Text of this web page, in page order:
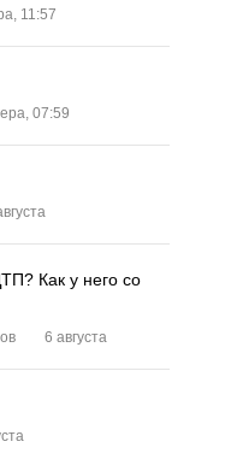
11:57
07:59
Как у него со
6 августа